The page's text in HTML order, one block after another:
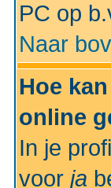
PC op
Naar
Hoe
online
In je
voor ja